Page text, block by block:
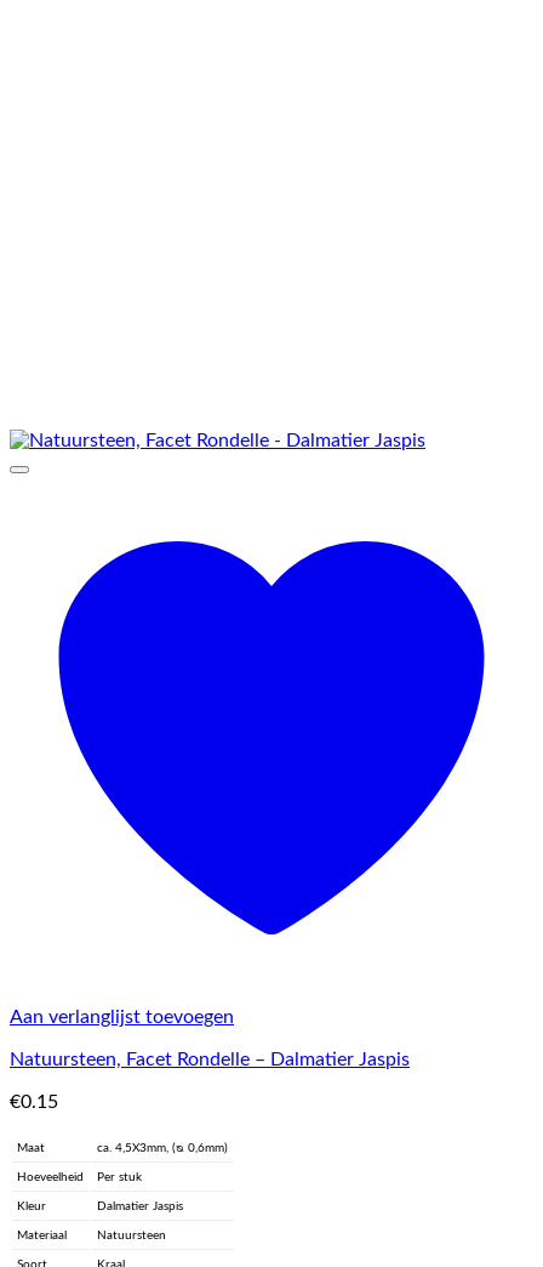
Aan verlanglijst toevoegen
Natuursteen, Facet Rondelle – Dalmatier Jaspis
€0.15
Maat ca. 4,5X3mm, (ᴓ 0,6mm)
Hoeveelheid Per stuk
Kleur Dalmatier Jaspis
Materiaal Natuursteen
Soort Kraal